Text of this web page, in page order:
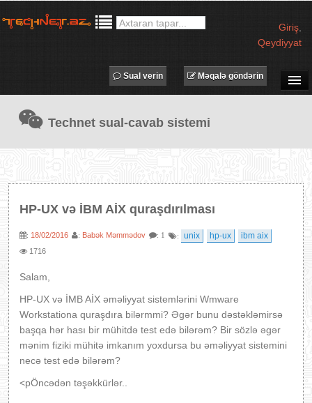
Giriş
Qeydiyyat
TECHNET TV
MƏQALƏLƏR
PROQRAMLAR
AVADANLIQLAR
Məqalə göndərin
Sual verin
Technet sual-cavab sistemi
HP-UX və İBM AİX quraşdırılması
: 18/02/2016 : Babək Məmmədov : 1 : unix hp-ux ibm aix
1716
Salam,
HP-UX və İMB AİX əməliyyat sistemlərini Wmware
Workstationa quraşdıra bilərmmi? Əgər bunu dəstəkləmirsə
başqa hər hası bir mühitdə test edə bilərəm? Bir sözlə əgər
mənim fiziki mühitə imkanım yoxdursa bu əməliyyat sistemini
necə test edə bilərəm?
<pÖncədən təşəkkürlər..